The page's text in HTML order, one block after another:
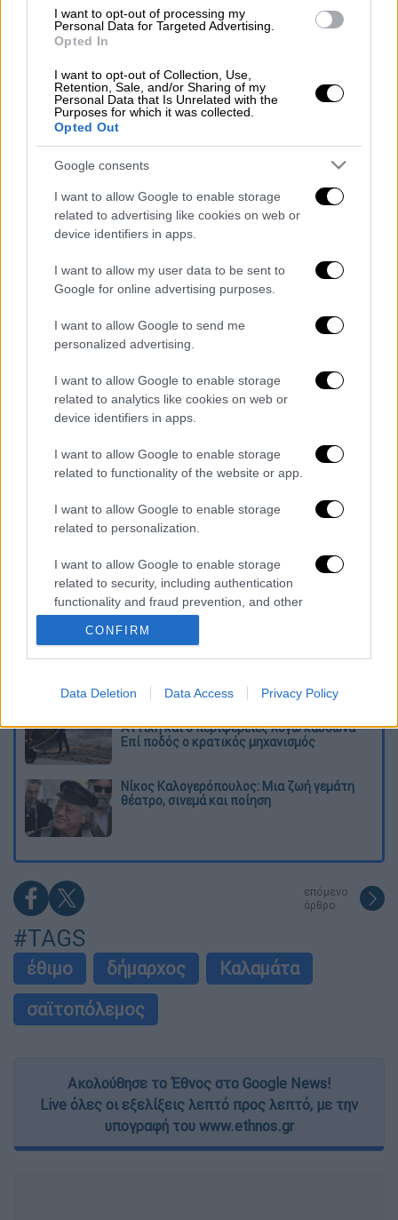
I want to opt-out of processing my
Personal Data for Targeted Advertising.
Opted In
I want to opt-out of Collection, Use,
Retention, Sale, and/or Sharing of my
Personal Data that Is Unrelated with the
Purposes for which it was collected.
Opted Out
Google consents
I want to allow Google to enable storage
related to advertising like cookies on web or
device identifiers in apps.
I want to allow my user data to be sent to
Google for online advertising purposes.
I want to allow Google to send me
personalized advertising.
I want to allow Google to enable storage
related to analytics like cookies on web or
device identifiers in apps.
I want to allow Google to enable storage
related to functionality of the website or app.
I want to allow Google to enable storage
related to personalization.
I want to allow Google to enable storage
related to security, including authentication
functionality and fraud prevention, and other
CONFIRM
Data Deletion Data Access Privacy Policy
ο δήμαρχος Καλαμάτας σχολίασε και τις
δηλώσεις του αναφορικά με το DNA των
Ελλήνων και τα έθιμα, πουείχαν προκαλέσει
πολλές και αρνητικές αντιδράσεις
σημειώνοντας: «Κακοποιήθηκα, έγινα
στόχος. Το σύνολο των δηλώσεών μου δεν
παρουσιάστηκε. Δεν υπάρχει καμία
πρωταρχική αξία».
Το βίντεο με τις δηλώσεις του δημάρχου
Καλαμάτας:
Διαβάστε ακόμη
Το φθινοπωρινό σχέδιο Ανδρουλάκη: Η
αντεπίθεση του ΠΑΣΟΚ από την κοινωνία
έως τη ΔΕΘ
Η παγίδα του Ορμούζ για τον Τραμπ και το
επικίνδυνο στοίχημα της Τεχεράνης - Ποιος
Αττική και 6 περιφέρειες λόγω καύσωνα -
Επί ποδός ο κρατικός μηχανισμός
Νίκος Καλογερόπουλος: Μια ζωή γεμάτη
θέατρο, σινεμά και ποίηση
επόμενο
άρθρο
#TAGS
έθιμο δήμαρχος
Καλαμάτα
σαϊτοπόλεμος
Ακολούθησε το Έθνος στο Google News!
Live όλες οι εξελίξεις λεπτό προς λεπτό, με την
υπογραφή του www.ethnos.gr